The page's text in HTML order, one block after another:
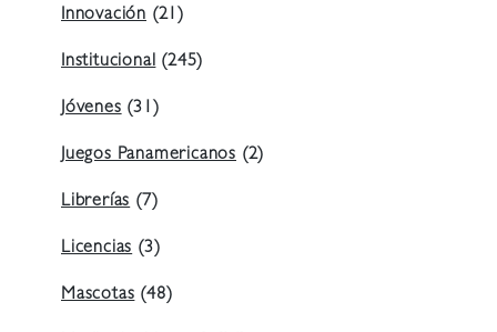
Innovación (21)
Institucional(245)
Jóvenes(31)
Juegos Panamericanos (2)
Librerías(7)
Licencias(3)
Mascotas(48)